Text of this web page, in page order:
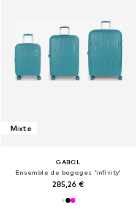
Mixte
GABOL
Ensemble de bagages 'Infinity'
285,26 €